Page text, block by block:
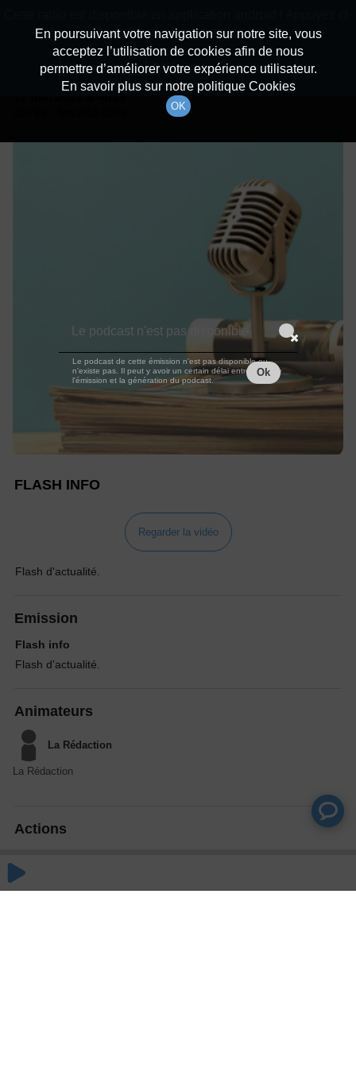
Détails De L'épisode
à 4h59
FLASH INFO
Regarder la vidéo
Flash d'actualité.
Emission
Flash info
Flash d'actualité.
Animateurs
La Rédaction
La Rédaction
Actions
En poursuivant votre navigation sur notre site, vous
acceptez l’utilisation de cookies afin de nous
permettre d’améliorer votre expérience utilisateur.
En savoir plus sur notre politique Cookies
OK
dessous pour l'installer.
Non merci Télécharger l'application
Le podcast n'est pas disponible
Le podcast de cette émission n'est pas disponible ou
n'existe pas. Il peut y avoir un certain délai entre la fin de
l'émission et la génération du podcast.
Ok